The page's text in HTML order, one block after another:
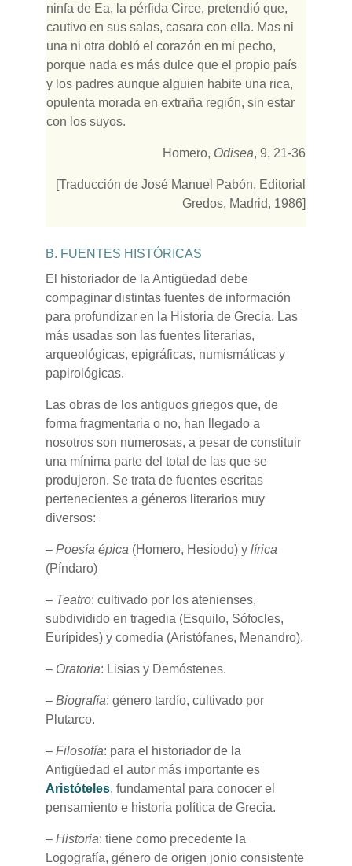
ninfa de Ea, la pérfida Circe, pretendió que,
cautivo en sus salas, casara con ella. Mas ni
una ni otra dobló el corazón en mi pecho,
porque nada es más dulce que el propio país
y los padres aunque alguien habite una rica,
opulenta morada en extraña región, sin estar
con los suyos.
Homero, Odisea, 9, 21-36
[Traducción de José Manuel Pabón, Editorial
Gredos, Madrid, 1986]
B. FUENTES HISTÓRICAS
El historiador de la Antigüedad debe
compaginar distintas fuentes de información
para profundizar en la Historia de Grecia. Las
más usadas son las fuentes literarias,
arqueológicas, epigráficas, numismáticas y
papirológicas.
Las obras de los antiguos griegos que, de
forma fragmentaria o no, han llegado a
nosotros son numerosas, a pesar de constituir
una mínima parte del total de las que se
produjeron. Se trata de fuentes escritas
pertenecientes a géneros literarios muy
diversos:
– Poesía épica (Homero, Hesíodo) y lírica
(Píndaro)
– Teatro: cultivado por los atenienses,
subdividido en tragedia (Esquilo, Sófocles,
Eurípides) y comedia (Aristófanes, Menandro).
– Oratoria: Lisias y Demóstenes.
– Biografía: género tardío, cultivado por
Plutarco.
– Filosofía: para el historiador de la
Antigüedad el autor más importante es
Aristóteles, fundamental para conocer el
pensamiento e historia política de Grecia.
– Historia: tiene como precedente la
Logografía, género de origen jonio consistente